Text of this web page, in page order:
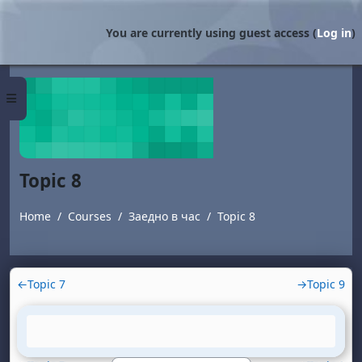
Side panel
You are currently using guest access (Log in)
Topic 8
Home Courses Заедно в час Topic 8
Section outline
←Topic 7 →Topic 9